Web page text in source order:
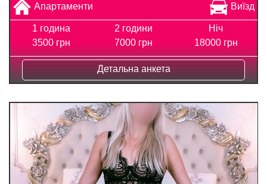
Апартаменти Виїзд
1 година
3500 грн
2 години
7000 грн
Ніч
18000 грн
Детальна анкета